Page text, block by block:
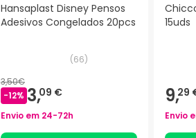
Hansaplast Disney Pensos
Adesivos Congelados 20pcs
(66)
3,50€
-12% 3,09 €
Envio em 24-72h
15uds
9,29
Envio